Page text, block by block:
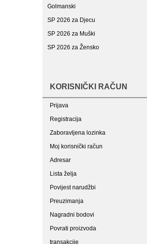
Golmanski
SP 2026 za Djecu
SP 2026 za Muški
SP 2026 za Žensko
KORISNIČKI RAČUN
Prijava
Registracija
Zaboravljena lozinka
Moj korisnički račun
Adresar
Lista želja
Povijest narudžbi
Preuzimanja
Nagradni bodovi
Povrati proizvoda
transakcije